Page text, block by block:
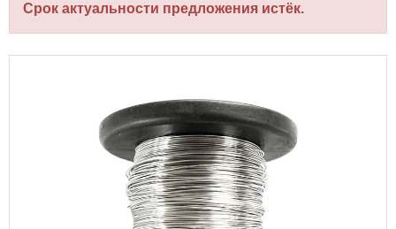
Срок актуальности предложения истёк.